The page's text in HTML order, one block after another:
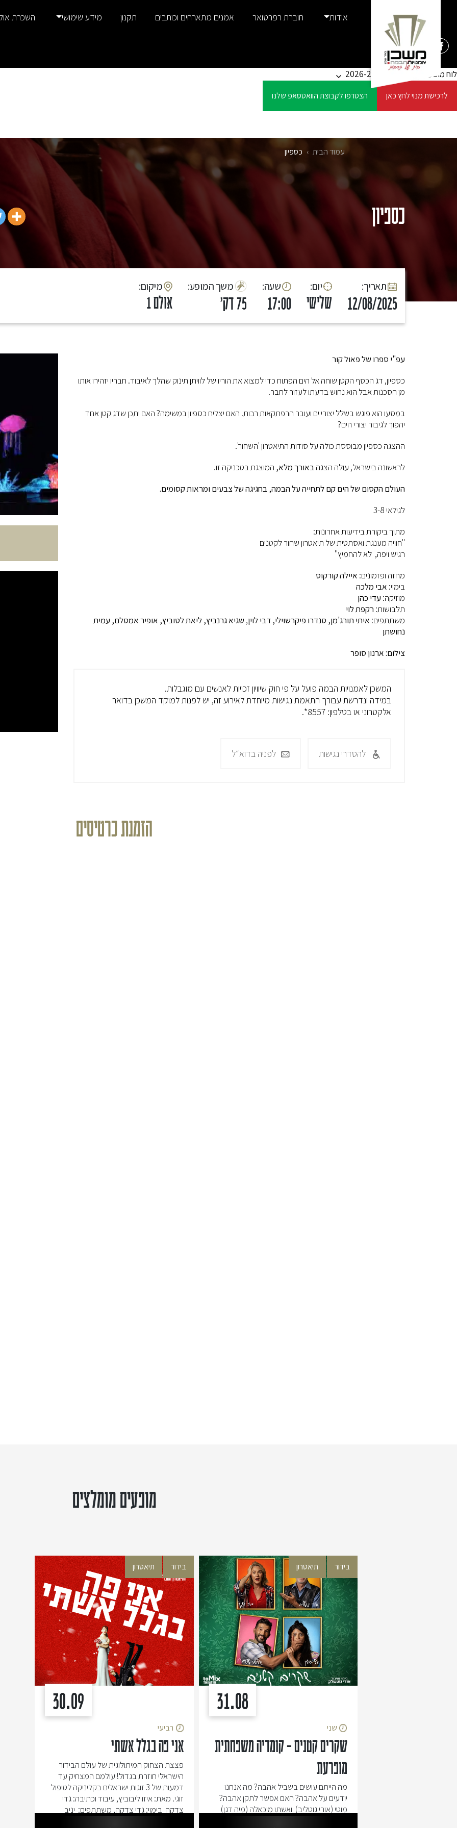
אודות חוברת רפרטואר אמנים מתארחים וכותבים תקנון מידע שימושי השכרת
לוח מופעים סדרות ומנויים 2026-27
לרכישת מנוי לחץ כאן הצטרפו לקבוצת הוואטסאפ שלנו
עמוד הבית › כספיון
כספיון
:תאריך
12/08/2025
:יום
שלישי
:שעה
17:00
:משך המופע
75 דק'
:מיקום
אולם 1
עפ"י ספרו של פאול קור
כספיון, דג הכסף הקטן שוחה אל הים הפתוח כדי למצוא את הוריו של לוויתן תינוק שהלך לאיבוד. חבריו יזהירו אותו
מן הסכנות אבל הוא נחוש בדעתו לעזור לחבר.
במסעו הוא פוגש בשלל יצורי ים ועובר הרפתקאות רבות. האם יצליח כספיון במשימה? האם יתכן שדג קטן אחד
יהפוך לגיבור יצורי הים?
ההצגה כספיון מבוססת כולה על סודות התיאטרון 'השחור'.
לראשונה בישראל, עולה הצגהבאורך מלא, המוצגת בטכניקה זו.
העולם הקסום של הים קם לתחייה על הבמה, בחגיגה של צבעים ומראות קסומים.
לגילאי 3-8
מתוך ביקורת בידיעות אחרונות:
"חוויה מענגת ואסתטית של תיאטרון שחור לקטנים
רגיש ויפה, לא להחמיץ"
מחזה ופזמונים: איילה קורקוס
בימוי: אבי מלכה
מוזיקה: עדי כהן
תלבושות: רקפת לוי
משתתפים: איתי תורג'מן, סנדרו פיקרשוילי, דבי לוין, שגיא גרנביץ, ליאת לטוביץ, אופיר אמסלם, עמית
נחושתן
צילום: ארנון סופר
המשכן לאמנויות הבמה פועל על פי חוק שיוויון זכויות לאנשים עם מוגבלות.
במידה ונדרשת עבורך התאמת נגישות מיוחדת לאירוע זה, יש לפנות למוקד המשכן בדואר
אלקטרוני או בטלפון: 8557*.
להסדרי נגישות לפניה בדוא״ל
הזמנת כרטיסים
מופעים מומלצים
31.08
בידור תיאטרון
שני
שקרים קטנים – קומדיה משפחתית
מופרעת
מה הייתם עושים בשביל אהבה? מה אנחנו
יודעים על אהבה? האם אפשר לתקן אהבה?
מוטי (אורי גוטליב) ואשתו מיכאלה (מיה דגן)
30.09
בידור תיאטרון
רביעי
אני פה בגלל אשתי
פצצת הצחוק המיתולוגית של עולם הבידור
הישראלי חוזרת בגדול! עולמם המצחיק עד
דמעות של 3 זוגות ישראלים בקליניקה לטיפול
זוגי. מאת: איזו ליבוביץ, עיבוד וכתיבה: גדי
צדקה בימוי: גדי צדקה, משתתפים: יניב